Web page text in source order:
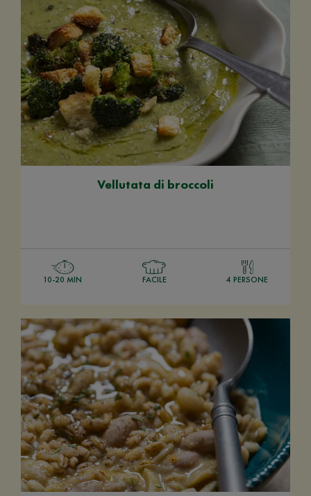
Vellutata di broccoli
10-20 MIN FACILE 4 PERSONE